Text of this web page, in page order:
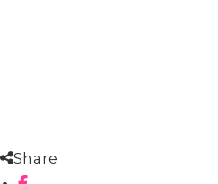
Share